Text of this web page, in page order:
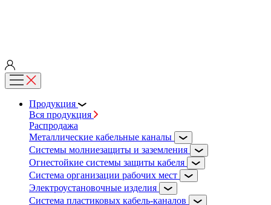
Продукция
Вся продукция
Распродажа
Металлические кабельные каналы
Системы молниезащиты и заземления
Огнестойкие системы защиты кабеля
Система организации рабочих мест
Электроустановочные изделия
Система пластиковых кабель-каналов